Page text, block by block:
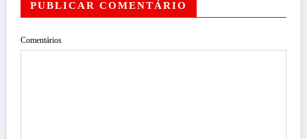
PUBLICAR COMENTÁRIO
Comentários